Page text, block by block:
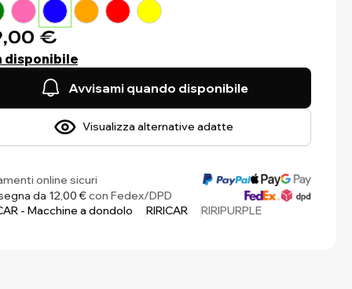
€
disponibile
Avvisami quando disponibile
Visualizza alternative adatte
online sicuri
da 12,00 €con Fedex/DPD
- Macchine a dondolo
RIRICAR RIRIPURPLE